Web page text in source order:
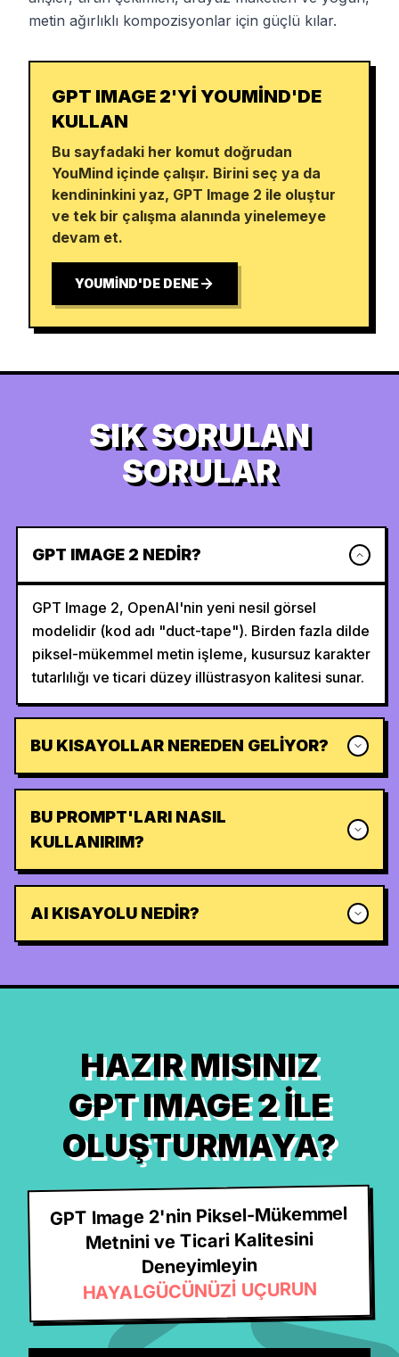
metin ağırlıklı kompozisyonlar için güçlü kılar.
GPT IMAGE 2'YI YOUMIND'DE
KULLAN
Bu sayfadaki her komut doğrudan
YouMind içinde çalışır. Birini seç ya da
kendininkini yaz, GPT Image 2 ile oluştur
ve tek bir çalışma alanında yinelemeye
devam et.
YOUMIND'DE DENE
SIK SORULAN
SORULAR
GPT IMAGE 2 NEDIR?
GPT Image 2, OpenAI'nin yeni nesil görsel
modelidir (kod adı "duct-tape"). Birden fazla dilde
piksel-mükemmel metin işleme, kusursuz karakter
tutarlılığı ve ticari düzey illüstrasyon kalitesi sunar.
BU KISAYOLLAR NEREDEN GELIYOR?
BU PROMPT'LARI NASIL
KULLANIRIM?
AI KISAYOLU NEDIR?
HAZIR MISINIZ
GPT IMAGE 2 ILE
OLUŞTURMAYA?
GPT Image 2'nin Piksel-Mükemmel
Metnini ve Ticari Kalitesini
Deneyimleyin
HAYALGÜCÜNÜZİ UÇURUN